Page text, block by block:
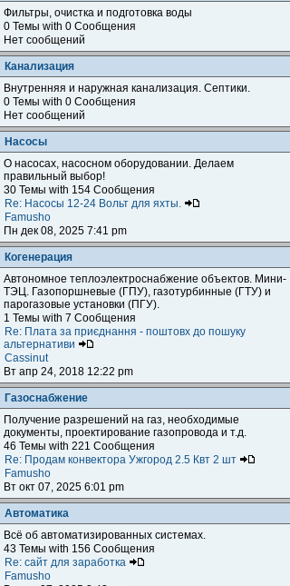
Фильтры, очистка и подготовка воды
0 Темы with 0 Сообщения
Нет сообщений
Канализация
Внутренняя и наружная канализация. Септики.
0 Темы with 0 Сообщения
Нет сообщений
Насосы
О насосах, насосном оборудовании. Делаем
правильный выбор!
30 Темы with 154 Сообщения
Re: Насосы 12-24 Вольт для яхты.
Famusho
Пн дек 08, 2025 7:41 pm
Когенерация
Автономное теплоэлектроснабжение объектов. Мини-
ТЭЦ. Газопоршневые (ГПУ), газотурбинные (ГТУ) и
парогазовые установки (ПГУ).
1 Темы with 7 Сообщения
Re: Плата за приєднання - поштовх до пошуку
альтернативи
Cassinut
Вт апр 24, 2018 12:22 pm
Газоснабжение
Получение разрешений на газ, необходимые
документы, проектирование газопровода и т.д.
46 Темы with 221 Сообщения
Re: Продам конвектора Ужгород 2.5 Квт 2 шт
Famusho
Вт окт 07, 2025 6:01 pm
Автоматика
Всё об автоматизированных системах.
43 Темы with 156 Сообщения
Re: сайт для заработка
Famusho